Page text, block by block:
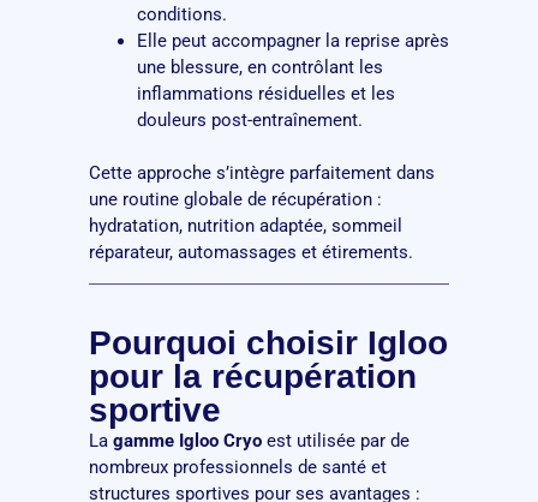
conditions.
Elle peut accompagner la reprise après
une blessure, en contrôlant les
inflammations résiduelles et les
douleurs post-entraînement.
Cette approche s’intègre parfaitement dans
une routine globale de récupération :
hydratation, nutrition adaptée, sommeil
réparateur, automassages et étirements.
Pourquoi choisir Igloo
pour la récupération
sportive
La gamme Igloo Cryo est utilisée par de
nombreux professionnels de santé et
structures sportives pour ses avantages :